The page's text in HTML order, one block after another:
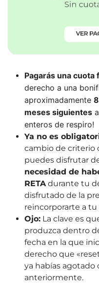
Pagarás una
derecho a una
aproximadamente
meses siguientes
enteros de respiro!
Ya no es
cambio de criterio
puedes disfrutar
necesidad de
RETAdurante tu
disfrutado de la
reincorporarte a tu
Ojo: La clave es
produzca dentro
fecha en la que
derecho que
ya habías agotado
anteriormente.